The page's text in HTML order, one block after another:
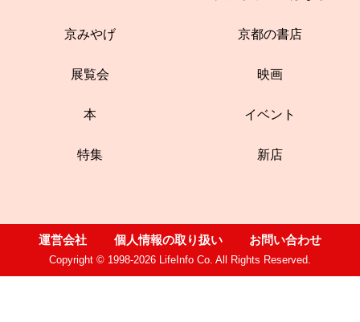
京みやげ 京都の書店
展覧会 映画
本 イベント
特集 新店
運営会社 個人情報の取り扱い お問い合わせ
Copyright © 1998-2026 LifeInfo Co. All Rights Reserved.